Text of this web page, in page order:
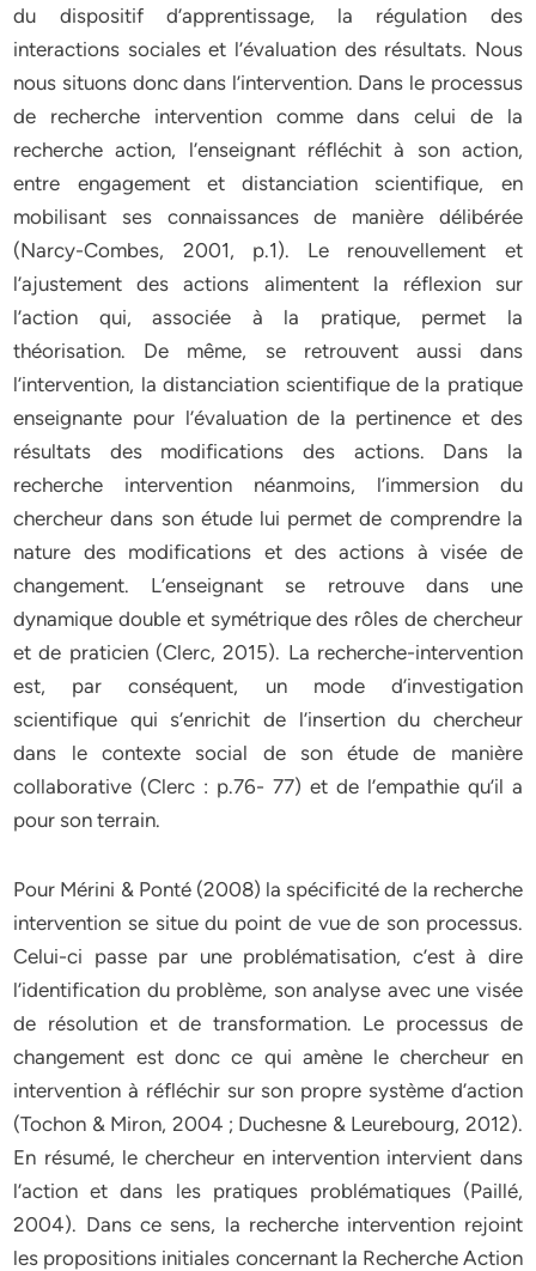
du dispositif d’apprentissage, la régulation des
interactions sociales et l’évaluation des résultats. Nous
nous situons donc dans l’intervention. Dans le processus
de recherche intervention comme dans celui de la
recherche action, l’enseignant réfléchit à son action,
entre engagement et distanciation scientifique, en
mobilisant ses connaissances de manière délibérée
(Narcy-Combes, 2001, p.1). Le renouvellement et
l’ajustement des actions alimentent la réflexion sur
l’action qui, associée à la pratique, permet la
théorisation. De même, se retrouvent aussi dans
l’intervention, la distanciation scientifique de la pratique
enseignante pour l’évaluation de la pertinence et des
résultats des modifications des actions. Dans la
recherche intervention néanmoins, l’immersion du
chercheur dans son étude lui permet de comprendre la
nature des modifications et des actions à visée de
changement. L’enseignant se retrouve dans une
dynamique double et symétrique des rôles de chercheur
et de praticien (Clerc, 2015). La recherche-intervention
est, par conséquent, un mode d’investigation
scientifique qui s’enrichit de l’insertion du chercheur
dans le contexte social de son étude de manière
collaborative (Clerc : p.76- 77) et de l’empathie qu’il a
pour son terrain.
Pour Mérini & Ponté (2008) la spécificité de la recherche
intervention se situe du point de vue de son processus.
Celui-ci passe par une problématisation, c’est à dire
l’identification du problème, son analyse avec une visée
de résolution et de transformation. Le processus de
changement est donc ce qui amène le chercheur en
intervention à réfléchir sur son propre système d’action
(Tochon & Miron, 2004 ; Duchesne & Leurebourg, 2012).
En résumé, le chercheur en intervention intervient dans
l’action et dans les pratiques problématiques (Paillé,
2004). Dans ce sens, la recherche intervention rejoint
les propositions initiales concernant la Recherche Action